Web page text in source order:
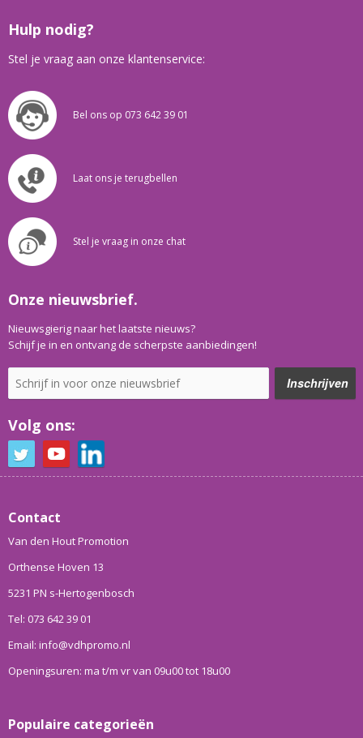
Hulp nodig?
Stel je vraag aan onze klantenservice:
Bel ons op 073 642 39 01
Laat ons je terugbellen
Stel je vraag in onze chat
Onze nieuwsbrief.
Nieuwsgierig naar het laatste nieuws?
Schijf je in en ontvang de scherpste aanbiedingen!
Volg ons:
Contact
Van den Hout Promotion
Orthense Hoven 13
5231 PN s-Hertogenbosch
Tel: 073 642 39 01
Email: info@vdhpromo.nl
Openingsuren: ma t/m vr van 09u00 tot 18u00
Populaire categorieën